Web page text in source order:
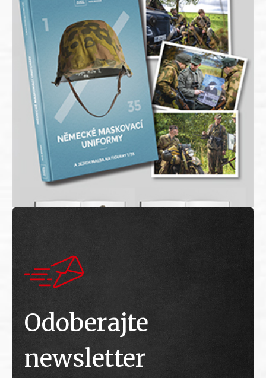
Odoberajte
newsletter